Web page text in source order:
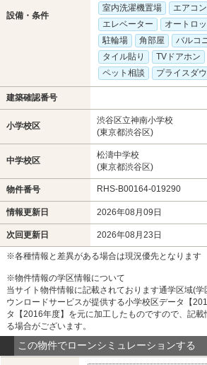
設備・条件
室内洗濯機置場
エアコン
エレベーター
オートロ
駐輪場
角部屋 バルコ
タイル貼り
TVドアホン
ペット相談
プライスダ
建築確認番号
小学校区
渋谷区立神南小学校
(東京都渋谷区)
中学校区
松濤中学校
(東京都渋谷区)
物件番号 RHS-B00164-019290
情報更新日 2026年08月09日
次回更新日 2026年08月23日
※各種情報と差異がある場合は現況優先となります
※物件情報の学区情報について
当サイト物件情報に記載されております通学区域(
ウンロードサービスが提供する小学校区データ【
タ【2016年度】を元に加工したものですので、記
る場合がございます。
この物件でローンシミュレーションする